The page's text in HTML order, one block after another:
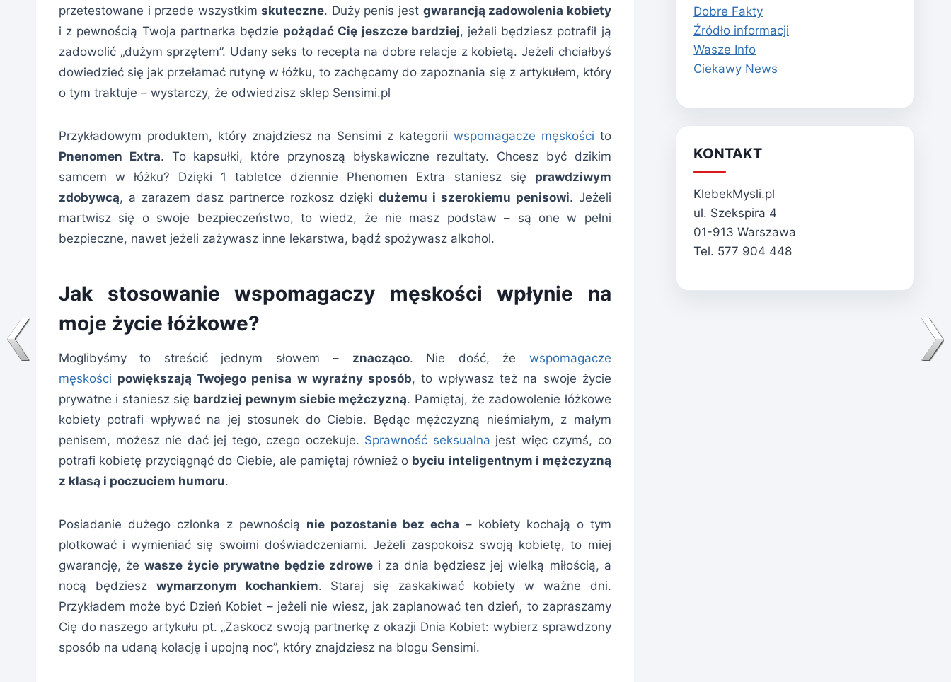
przetestowane i przede wszystkimskuteczne. Duży penis jest gwarancją zadowolenia kobiety
i z pewnością Twoja partnerka będzie pożądać Cię jeszcze bardziej, jeżeli będziesz potrafił ją
zadowolić „dużym sprzętem”. Udany seks to recepta na dobre relacje z kobietą. Jeżeli chciałbyś
dowiedzieć się jak przełamać rutynę w łóżku, to zachęcamy do zapoznania się z artykułem, który
o tym traktuje – wystarczy, że odwiedzisz sklep Sensimi.pl
Przykładowym produktem, który znajdziesz na Sensimi z kategorii wspomagacze męskości to
Pnenomen Extra. To kapsułki, które przynoszą błyskawiczne rezultaty. Chcesz być dzikim
samcem w łóżku? Dzięki 1 tabletce dziennie Phenomen Extra staniesz się prawdziwym
zdobywcą, a zarazem dasz partnerce rozkosz dzięki dużemu i szerokiemu penisowi. Jeżeli
martwisz się o swoje bezpieczeństwo, to wiedz, że nie masz podstaw – są one w pełni
bezpieczne, nawet jeżeli zażywasz inne lekarstwa, bądź spożywasz alkohol.
Jak stosowanie wspomagaczy męskości wpłynie na
moje życie łóżkowe?
Moglibyśmy to streścić jednym słowem – znacząco. Nie dość, że wspomagacze
męskości powiększają Twojego penisa w wyraźny sposób, to wpływasz też na swoje życie
prywatne i staniesz się bardziej pewnym siebie mężczyzną. Pamiętaj, że zadowolenie łóżkowe
kobiety potrafi wpływać na jej stosunek do Ciebie. Będąc mężczyzną nieśmiałym, z małym
penisem, możesz nie dać jej tego, czego oczekuje. Sprawność seksualna jest więc czymś, co
potrafi kobietę przyciągnąć do Ciebie, ale pamiętaj również o byciu inteligentnym i mężczyzną
z klasą i poczuciem humoru.
Posiadanie dużego członka z pewnością nie pozostanie bez echa – kobiety kochają o tym
plotkować i wymieniać się swoimi doświadczeniami. Jeżeli zaspokoisz swoją kobietę, to miej
gwarancję, żewasze życie prywatne będzie zdrowei za dnia będziesz jej wielką miłością, a
nocą będziesz wymarzonym kochankiem. Staraj się zaskakiwać kobiety w ważne dni.
Przykładem może być Dzień Kobiet – jeżeli nie wiesz, jak zaplanować ten dzień, to zapraszamy
Cię do naszego artykułu pt. „Zaskocz swoją partnerkę z okazji Dnia Kobiet: wybierz sprawdzony
sposób na udaną kolację i upojną noc”, który znajdziesz na blogu Sensimi.
Dobre Fakty
Źródło informacji
Wasze Info
Ciekawy News
KONTAKT
KlebekMysli.pl
ul. Szekspira 4
01-913 Warszawa
Tel. 577 904 448